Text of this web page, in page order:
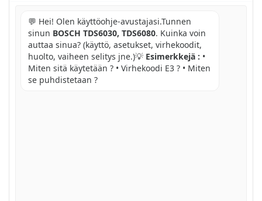
💬 Hei! Olen käyttöohje-avustajasi.Tunnen
sinun BOSCH TDS6030, TDS6080. Kuinka voin
auttaa sinua? (käyttö, asetukset, virhekoodit,
huolto, vaiheen selitys jne.)💡 Esimerkkejä : •
Miten sitä käytetään ? • Virhekoodi E3 ? • Miten
se puhdistetaan ?